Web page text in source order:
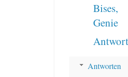
Bises,
Genie
Antworten